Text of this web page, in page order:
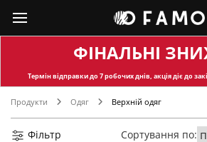
ФІНАЛЬНІ
Термін відправкидо 7 робочих днів, акція діє до
Продукти Одяг Верхній одяг
Фільтр
Сортування по: